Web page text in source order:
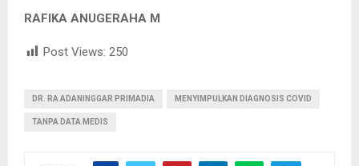
RAFIKA ANUGERAHA M
Post Views: 250
DR. RA ADANINGGAR PRIMADIA MENYIMPULKAN DIAGNOSIS COVID
TANPA DATA MEDIS